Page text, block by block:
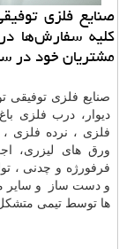
صنایع فلزی
كلیه سفارش‏‌ها
مشتریان خود در
صنایع فلزی توفیقی
دیوار، درب فلزی
فلزی ، نرده فلزی
ورق های لیزری،
فرفورژه و چدنی ،
و دست ساز و سایر
ها توسط تیمی متشکل از افرادی